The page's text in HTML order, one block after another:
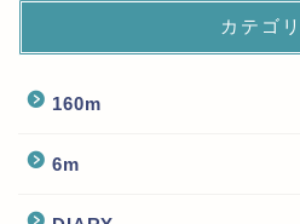
カテゴ
160m
6m